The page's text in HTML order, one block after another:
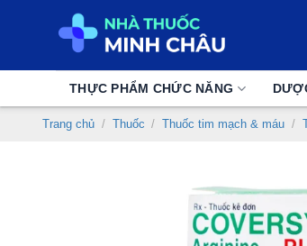
THỰC PHẨM CHỨC NĂNG
Trang chủ / Thuốc / Thuốc tim mạch & máu /